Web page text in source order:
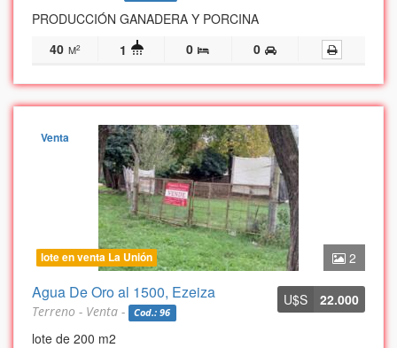
PRODUCCIÓN GANADERA Y PORCINA
40 M2 1 0 0
2
Venta
lote en venta La Unión
U$S 22.000
Agua De Oro al 1500, Ezeiza
Terreno - Venta - Cod.: 96
lote de 200 m2